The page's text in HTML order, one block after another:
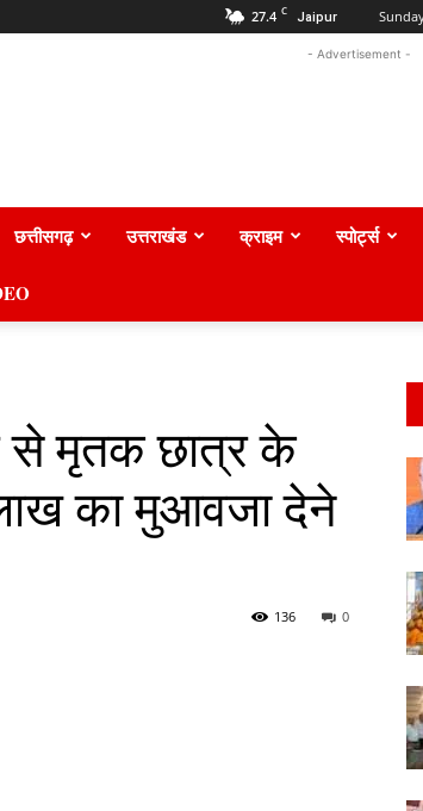
27.4 C Jaipur
- Advertisement -
छत्तीसगढ़ उत्तराखंड क्राइम स्पोर्ट्स
से मृतक छात्र के
का मुआवजा देने
0
136